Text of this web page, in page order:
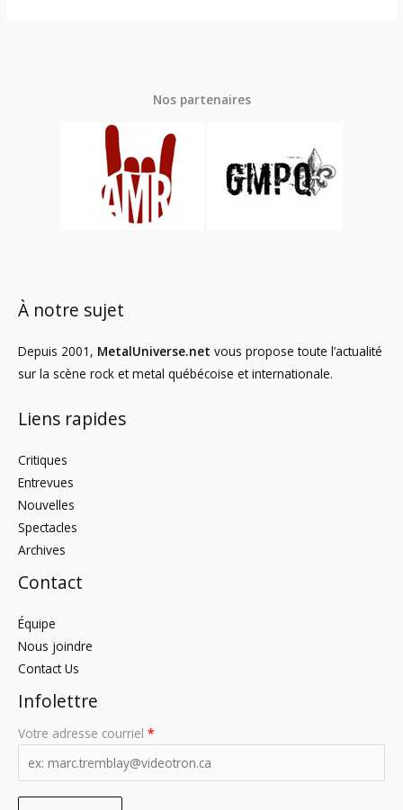
Nos partenaires
À notre sujet
Depuis 2001, MetalUniverse.net vous propose toute l’actualité
sur la scène rock et metal québécoise et internationale.
Liens rapides
Critiques
Entrevues
Nouvelles
Spectacles
Archives
Contact
Équipe
Nous joindre
Contact Us
Infolettre
Votre adresse courriel *